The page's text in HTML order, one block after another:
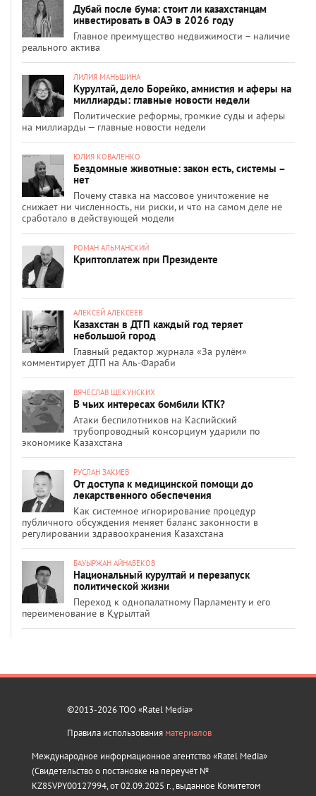
Дубай после бума: стоит ли казахстанцам
инвестировать в ОАЭ в 2026 году
Главное преимущество недвижимости – наличие
реального актива
ЛИЛИЯ МАНЬШИНА
Курултай, дело Борейко, амнистия и аферы на
миллиарды: главные новости недели
Политические реформы, громкие суды и аферы
на миллиарды — главные новости недели
ЮЛИЯ КОВАЛЕНКО
Бездомные животные: закон есть, системы –
нет
Почему ставка на массовое уничтожение не
снижает ни численность, ни риски, и что на самом деле не
сработало в действующей модели
РОМАН АЛЬМАНСКИЙ
Криптоплатеж при Президенте
АЛЕКСЕЙ АЛЕКСЕЕВ
Казахстан в ДТП каждый год теряет
небольшой город
Главный редактор журнала «За рулём»
комментирует ДТП на Аль-Фараби
ВЯЧЕСЛАВ ЩЕКУНСКИХ
В чьих интересах бомбили КТК?
Атаки беспилотников на Каспийский
трубопроводный консорциум ударили по
экономике Казахстана
РУСЛАН ЗАКИЕВ
От доступа к медицинской помощи до
лекарственного обеспечения
Как системное игнорирование процедур
публичного обсуждения меняет баланс законности в
регулировании здравоохранения Казахстана
БАУЫРЖАН АЙНАБЕКОВ
Национальный курултай и перезапуск
политической жизни
Переход к однопалатному Парламенту и его
переименование в Құрылтай
©2013-2026 ТОО «Ratel Media»
Правила использования материалов
Международное информационное агентство «Ratel Media»
(Свидетельство о постановке на переучёт №
KZ85VPY00127994, от 02.09.2025 г., выданное Комитетом